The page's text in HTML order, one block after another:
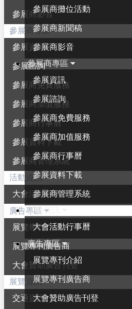
參展商攤位活動
參展商新聞稿
參展商影音
參展商專區
參展資訊
參展諮詢
參展商免費服務
參展商加值服務
參展商行事曆
參展資料下載
參展商管理系統
活動資訊
大會活動行事曆
廣告專區
展覽專刊介紹
展覽專刊廣告商
大會贊助廣告刊登
參展商影音
參展商專區
參展資訊
參展諮詢
參展商免費服務
參展商加值服務
參展商行事曆
參展資料下載
參展商管理系統
活動資訊
大會活動行事曆
廣告專區
展覽專刊介紹
展覽專刊廣告商
大會贊助廣告刊登
展覽資訊
交通資訊